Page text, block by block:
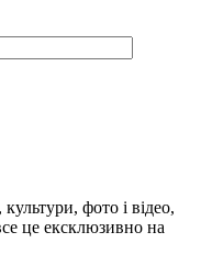
фото і відео,
це ексклюзивно на